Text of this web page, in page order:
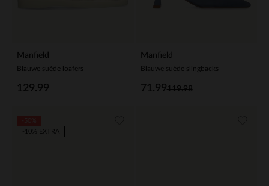
Manfield
Blauwe suède loafers
129.99
Manfield
Blauwe suède slingbacks
119.98
71.99
-10% EXTRA